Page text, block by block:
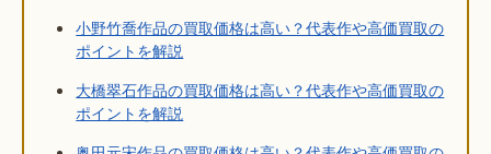
小野竹喬作品の買取価格は高い？代表作や高価買取の
ポイントを解説
大橋翠石作品の買取価格は高い？代表作や高価買取の
ポイントを解説